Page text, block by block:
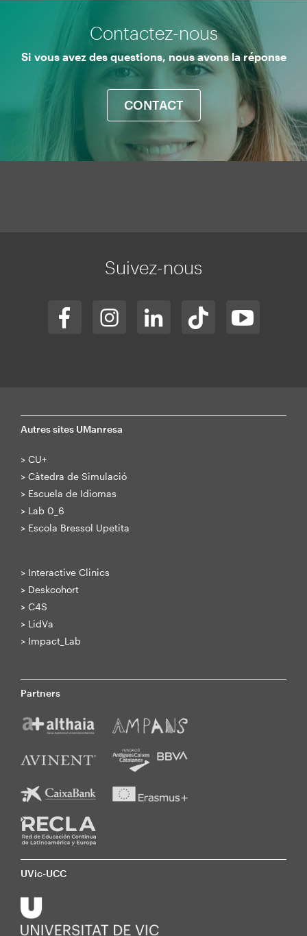
Contactez-nous
Si vous avez des questions, nous avons la réponse
CONTACT
Suivez-nous
Autres sites UManresa
> CU+
> Càtedra de Simulació
> Escuela de Idiomas
> Lab 0_6
> Escola Bressol Upetita
> Interactive Clinics
> Deskcohort
> C4S
> LidVa
> Impact_Lab
Partners
UVic-UCC